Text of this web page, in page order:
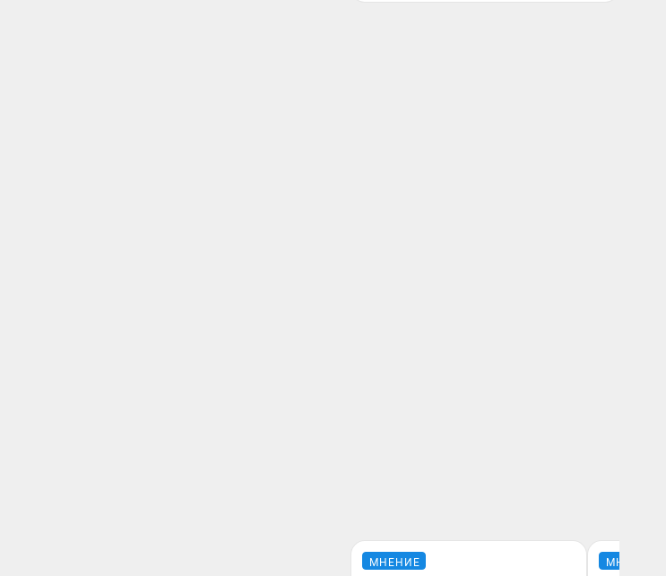
МНЕНИЕ МНЕНИЕ